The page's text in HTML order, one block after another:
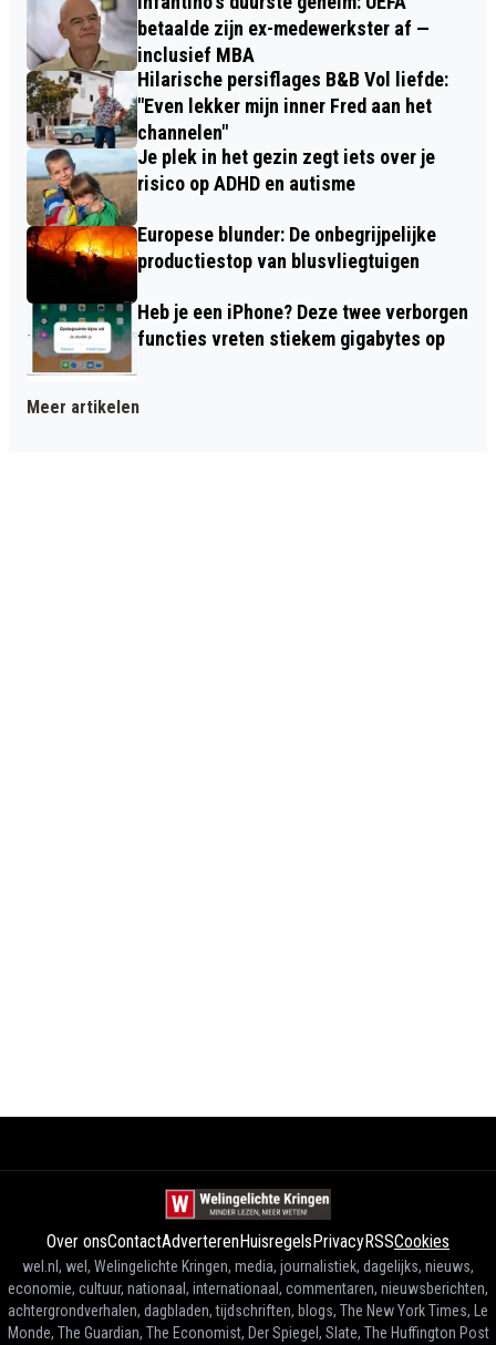
betaalde zijn ex-medewerkster af —
inclusief MBA
Hilarische persiflages B&B Vol liefde:
"Even lekker mijn inner Fred aan het
channelen"
Je plek in het gezin zegt iets over je
risico op ADHD en autisme
Europese blunder: De onbegrijpelijke
productiestop van blusvliegtuigen
Heb je een iPhone? Deze twee verborgen
functies vreten stiekem gigabytes op
Meer artikelen
Over onsContactAdverterenHuisregelsPrivacyRSSCookies
wel.nl, wel, Welingelichte Kringen, media, journalistiek, dagelijks, nieuws,
economie, cultuur, nationaal, internationaal, commentaren, nieuwsberichten,
achtergrondverhalen, dagbladen, tijdschriften, blogs, The New York Times, Le
Monde, The Guardian, The Economist, Der Spiegel, Slate, The Huffington Post